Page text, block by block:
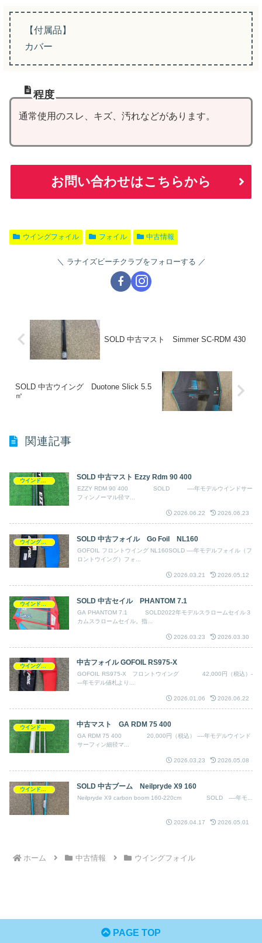
【付属品】
カバー
程度
通常使用のスレ、キズ、汚れなどがあります。
お問い合わせはこちらから
ウイングフォイル フォイル 中古情報
ラナイズビーチクラブをフォローする
SOLD 中古マスト Simmer SC-RDM 430
SOLD 中古ウイング Duotone Slick 5.5
㎡
関連記事
SOLD 中古マスト Ezzy Rdm 90 400
EZZY RDM 90 400 SOLD ----年モデルウインドサー
フィンノーマル径マ...
2026.06.22 2026.06.23
ウイングフォイル SOLD 中古フォイル Go Foil NL160
GOFOIL フロントウイング NL160SOLD ----年モデルフォイル（フ
ロントウイング）フォ...
2026.03.21 2026.05.12
SOLD 中古セイル PHANTOM 7.1
GA PHANTOM 7.1 SOLD2022年モデルスラロームセイル３
カムスラロームセイル。指...
2026.03.23 2026.03.30
ウイングフォイル 中古フォイル GOFOIL RS975-X
GOFOIL RS975-X フロントウイング 42,000円（税込）-
---年モデル値札より...
2026.01.06 2026.06.22
ウインドサーフィン 中古マスト GA RDM 75 400
GA RDM 75 400 20,000円（税込） ----年モデルウインド
サーフィン細径マ...
2026.03.23 2026.05.08
SOLD 中古ブーム Neilpryde X9 160
Neilpryde X9 carbon boom 160-220cm SOLD ----年モ...
2026.04.17 2026.05.01
ホーム 中古情報 ウイングフォイル
PAGE TOP